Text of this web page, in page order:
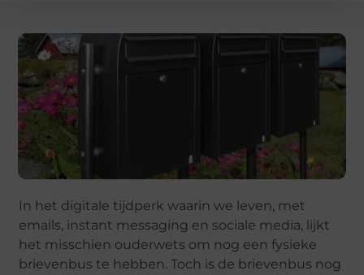
In het digitale tijdperk waarin we leven, met
emails, instant messaging en sociale media, lijkt
het misschien ouderwets om nog een fysieke
brievenbus te hebben. Toch is de brievenbus nog